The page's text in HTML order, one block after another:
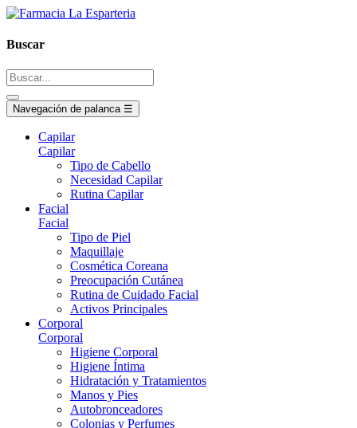
Buscar
Navegación de palanca ☰
Capilar
Capilar
Tipo de Cabello
Necesidad Capilar
Rutina Capilar
Facial
Facial
Tipo de Piel
Maquillaje
Cosmética Coreana
Preocupación Cutánea
Rutina de Cuidado Facial
Activos Principales
Corporal
Corporal
Higiene Corporal
Higiene Íntima
Hidratación y Tratamientos
Manos y Pies
Autobronceadores
Colonias y Perfumes